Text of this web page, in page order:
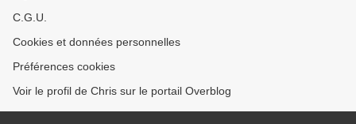
C.G.U.
Cookies et données personnelles
Préférences cookies
Voir le profil de Chris sur le portail Overblog